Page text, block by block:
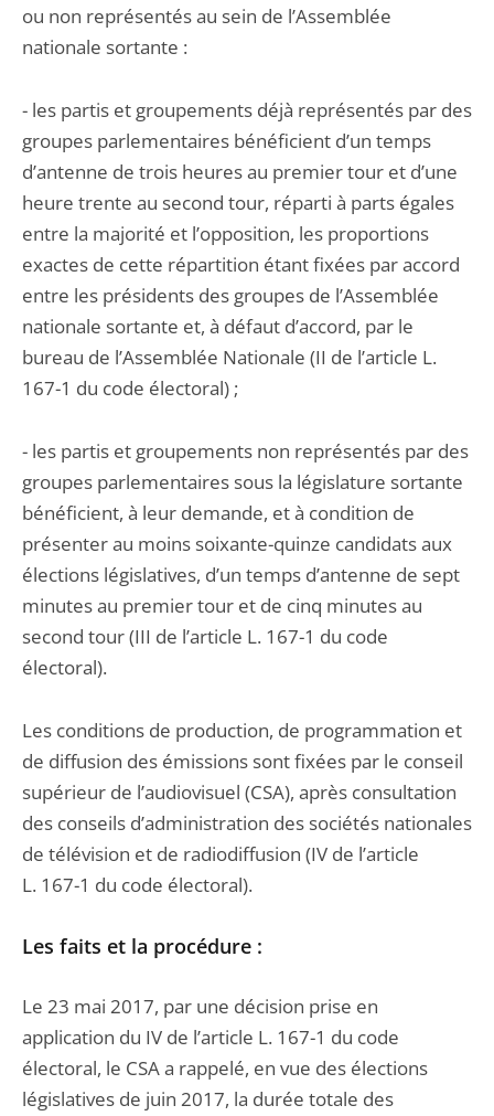
ou non représentés au sein de l’Assemblée
nationale sortante :
- les partis et groupements déjà représentés par des
groupes parlementaires bénéficient d’un temps
d’antenne de trois heures au premier tour et d’une
heure trente au second tour, réparti à parts égales
entre la majorité et l’opposition, les proportions
exactes de cette répartition étant fixées par accord
entre les présidents des groupes de l’Assemblée
nationale sortante et, à défaut d’accord, par le
bureau de l’Assemblée Nationale (II de l’article L.
167-1 du code électoral) ;
- les partis et groupements non représentés par des
groupes parlementaires sous la législature sortante
bénéficient, à leur demande, et à condition de
présenter au moins soixante-quinze candidats aux
élections législatives, d’un temps d’antenne de sept
minutes au premier tour et de cinq minutes au
second tour (III de l’article L. 167-1 du code
électoral).
Les conditions de production, de programmation et
de diffusion des émissions sont fixées par le conseil
supérieur de l’audiovisuel (CSA), après consultation
des conseils d’administration des sociétés nationales
de télévision et de radiodiffusion (IV de l’article
L. 167-1 du code électoral).
Les faits et la procédure :
Le 23 mai 2017, par une décision prise en
application du IV de l’article L. 167-1 du code
électoral, le CSA a rappelé, en vue des élections
législatives de juin 2017, la durée totale des